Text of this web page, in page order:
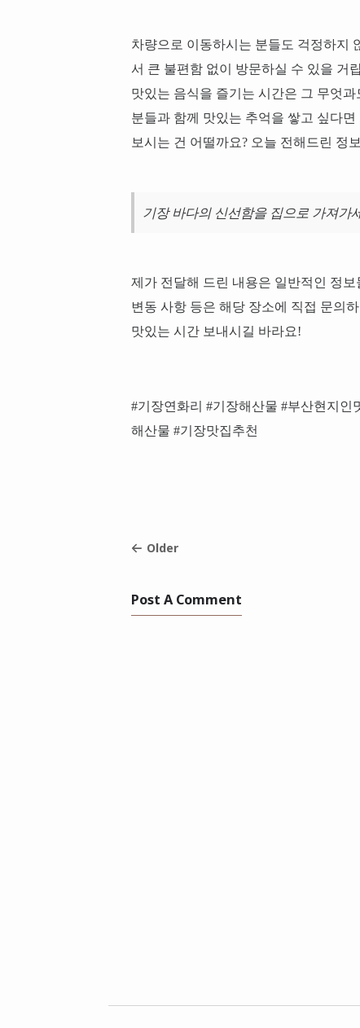
차량으로 이동하시는 분들도 걱정하지
서 큰 불편함 없이 방문하실 수 있을 거
맛있는 음식을 즐기는 시간은 그 무엇
분들과 함께 맛있는 추억을 쌓고 싶다
보시는 건 어떨까요? 오늘 전해드린 정
기장 바다의 신선함을 집으로 가져가
제가 전달해 드린 내용은 일반적인 정
변동 사항 등은 해당 장소에 직접 문의
맛있는 시간 보내시길 바라요!
#기장연화리 #기장해산물 #부산현지
해산물 #기장맛집추천
Older
Post A Comment